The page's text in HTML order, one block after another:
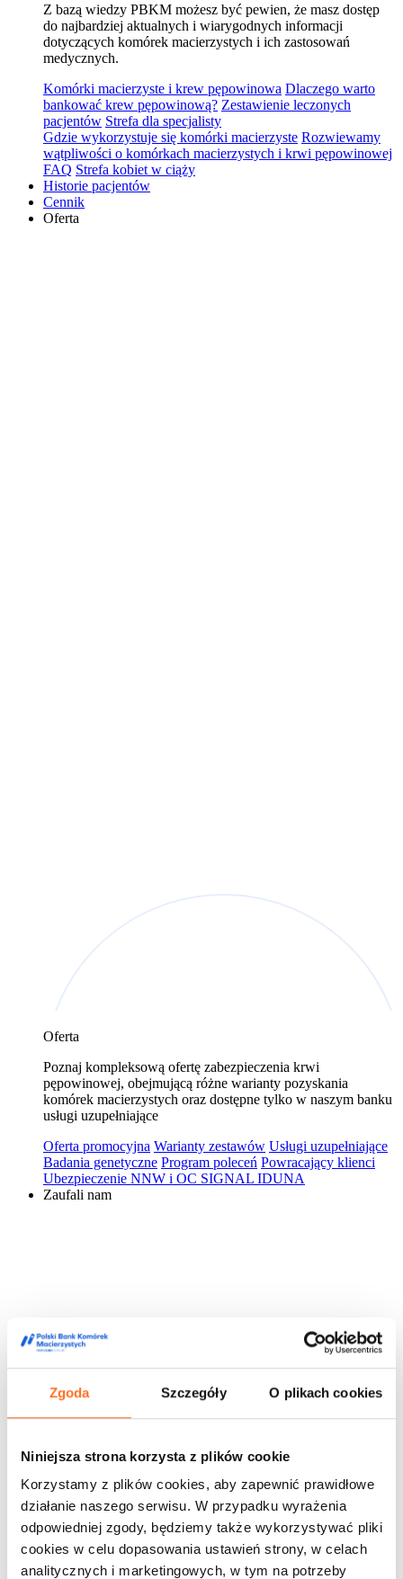
Zgoda Szczegóły O plikach cookies
Niniejsza strona korzysta z plików cookie
Korzystamy z plików cookies, aby zapewnić prawidłowe
działanie naszego serwisu. W przypadku wyrażenia
odpowiedniej zgody, będziemy także wykorzystywać pliki
cookies w celu dopasowania ustawień strony, w celach
analitycznych i marketingowych, w tym na potrzeby
Z bazą wiedzy PBKM możesz być pewien, że masz dostęp
do najbardziej aktualnych i wiarygodnych informacji
dotyczących komórek macierzystych i ich zastosowań
medycznych.
Komórki macierzyste i krew pępowinowa Dlaczego warto
bankować krew pępowinową? Zestawienie leczonych
pacjentów Strefa dla specjalisty
Gdzie wykorzystuje się komórki macierzyste Rozwiewamy
wątpliwości o komórkach macierzystych i krwi pępowinowej
FAQ Strefa kobiet w ciąży
Historie pacjentów
Cennik
Oferta
Oferta
Poznaj kompleksową ofertę zabezpieczenia krwi
pępowinowej, obejmującą różne warianty pozyskania
komórek macierzystych oraz dostępne tylko w naszym banku
usługi uzupełniające
Oferta promocyjna Warianty zestawów Usługi uzupełniające
Badania genetyczne Program poleceń Powracający klienci
Ubezpieczenie NNW i OC SIGNAL IDUNA
Zaufali nam